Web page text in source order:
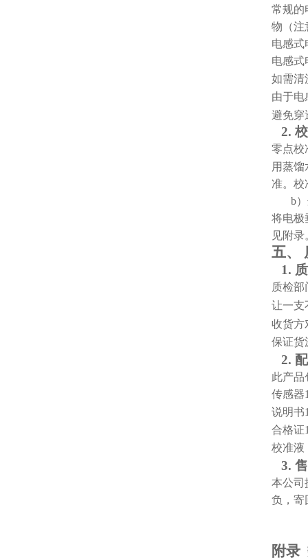
常规的
物（注
电感式
电感式
如需清
由于电
避免穿
2.
零点校
用蒸
准。校
b
将电极
见附录
五、
1.
质检部
让一支
收货方
保证货
2.
此产品
传感器
说明书
合格证
校准液
3.
本公司
负，寄
附录